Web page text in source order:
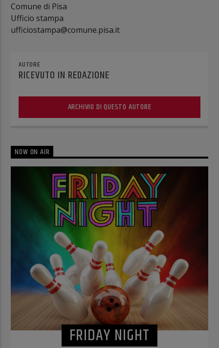
Comune di Pisa
Ufficio stampa
ufficiostampa@comune.pisa.it
AUTORE
RICEVUTO IN REDAZIONE
ARCHIVIO DI QUESTO AUTORE
NOW ON AIR
FRIDAY NIGHT